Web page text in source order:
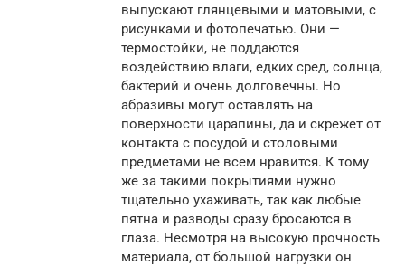
выпускают глянцевыми и матовыми, с
рисунками и фотопечатью. Они —
термостойки, не поддаются
воздействию влаги, едких сред, солнца,
бактерий и очень долговечны. Но
абразивы могут оставлять на
поверхности царапины, да и скрежет от
контакта с посудой и столовыми
предметами не всем нравится. К тому
же за такими покрытиями нужно
тщательно ухаживать, так как любые
пятна и разводы сразу бросаются в
глаза. Несмотря на высокую прочность
материала, от большой нагрузки он